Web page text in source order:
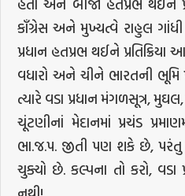
કાઁગ્રેસ અને મુખ્યત્વે રાહુલ
પ્રધાન હતપ્રભ થઈને
વધારો અને ચીને ભારતની
ત્યારે વડા પ્રધાન મંગળસૂત્ર,
ચૂંટણીનાં મેદાનમાં પ્રચંડ
ભા.જ.પ. જીતી પણ શકે છે, પરંતુ
ચુક્યો છે. કલ્પના તો કરો,